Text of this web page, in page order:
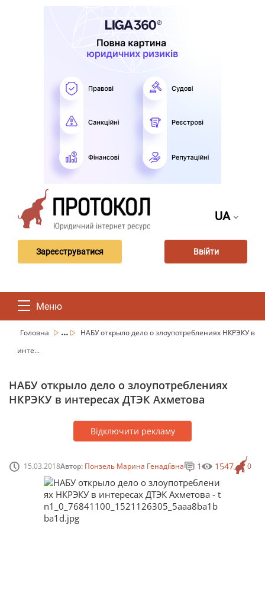
UA
Зареєструватися Ввійти
Меню
Головна ...
НАБУ открыло дело о злоупотреблениях НКРЭКУ в
инте...
НАБУ открыло дело о злоупотреблениях
НКРЭКУ в интересах ДТЭК Ахметова
Відключити рекламу
15.03.2018Автор: Понзель Марина Генадіївна 0
1 1547